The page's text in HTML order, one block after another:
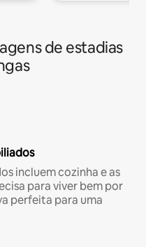
de estadias
incluem cozinha e as
para viver bem por
perfeita para uma